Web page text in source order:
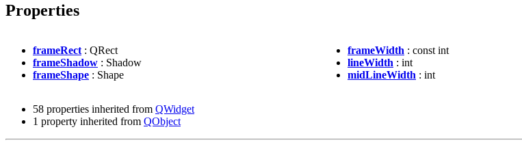
Properties
frameRect : QRect
frameShadow : Shadow
frameShape : Shape
frameWidth : const int
lineWidth : int
midLineWidth : int
58 properties inherited from QWidget
1 property inherited from QObject